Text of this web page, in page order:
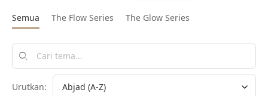
Semua The Flow Series The Glow Series
Urutkan: